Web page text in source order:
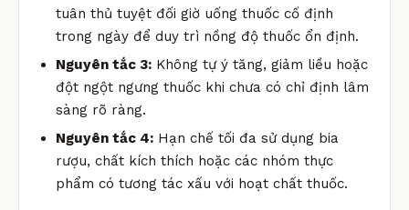
tuân thủ tuyệt đối giờ uống thuốc cố định
trong ngày để duy trì nồng độ thuốc ổn định.
Nguyên tắc 3: Không tự ý tăng, giảm liều hoặc
đột ngột ngưng thuốc khi chưa có chỉ định lâm
sàng rõ ràng.
Nguyên tắc 4: Hạn chế tối đa sử dụng bia
rượu, chất kích thích hoặc các nhóm thực
phẩm có tương tác xấu với hoạt chất thuốc.